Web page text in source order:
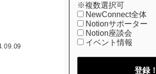
※複数選択可
NewConnect全体
Notionサポーター
Notion座談会
イベント情報